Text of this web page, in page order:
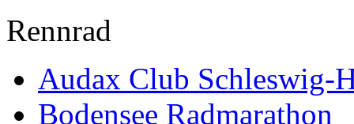
Rennrad
Audax Club Schleswig-
Bodensee Radmarathon